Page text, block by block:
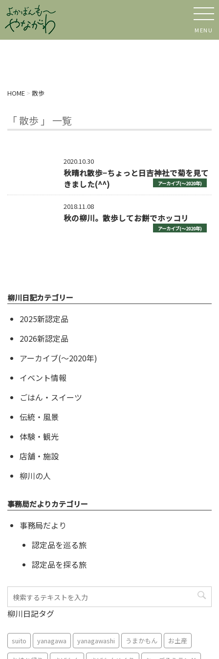
MENU
HOME > 散歩
「 散歩 」 一覧
2020.10.30
秋晴れ散歩−ちょっと日吉神社で菊を見て
きました(^^)
アーカイブ(〜2020年)
2018.11.08
秋の柳川。散歩してお餅でホッコリ
アーカイブ(〜2020年)
柳川日記カテゴリー
2025新認定品
2026新認定品
アーカイブ(〜2020年)
イベント情報
ごはん・スイーツ
伝統・風景
体験・観光
店舗・施設
柳川の人
事務局だよりカテゴリー
事務局だより
認定品を巡る旅
認定品を探る旅
柳川日記タグ
suito yanagawa yanagawashi うまかもん お土産